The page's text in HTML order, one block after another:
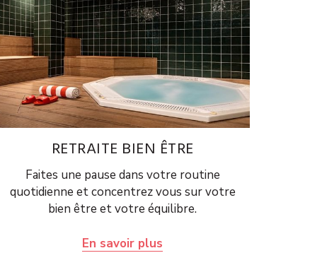
RETRAITE BIEN ÊTRE
Faites une pause dans votre routine
quotidienne et concentrez vous sur votre
bien être et votre équilibre.
En savoir plus